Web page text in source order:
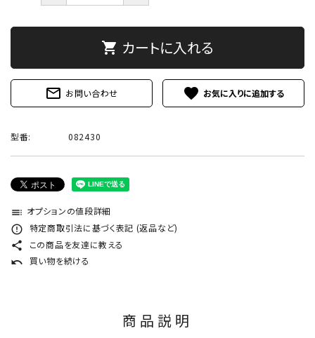
shopping_cart カートに入れる
mail_outline お問い合わせ favorite
型番: 082430
toc オプションの値段詳細
error_outline 特定商取引法に基づく表記 (返品など)
share この商品を友達に教える
undo 買い物を続ける
商品説明